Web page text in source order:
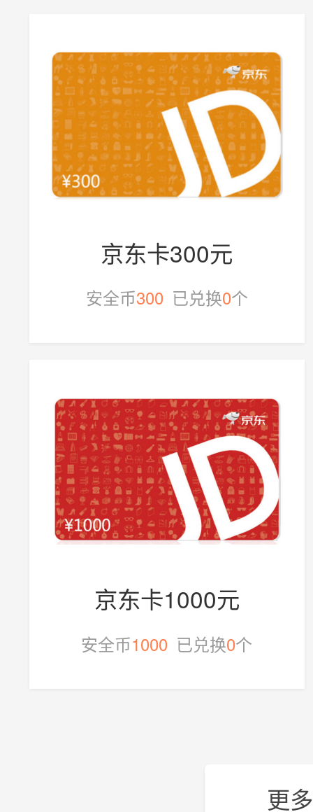
京东卡300元
安全币300 已兑换0个
京东卡1000元
安全币1000 已兑换0个
更